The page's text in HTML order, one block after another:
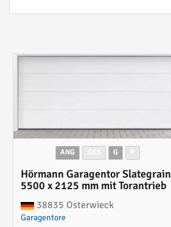
ANG G
Hörmann Garagentor Slategrain
5500 x 2125 mm mit Torantrieb
38835 Osterwieck
Garagentore